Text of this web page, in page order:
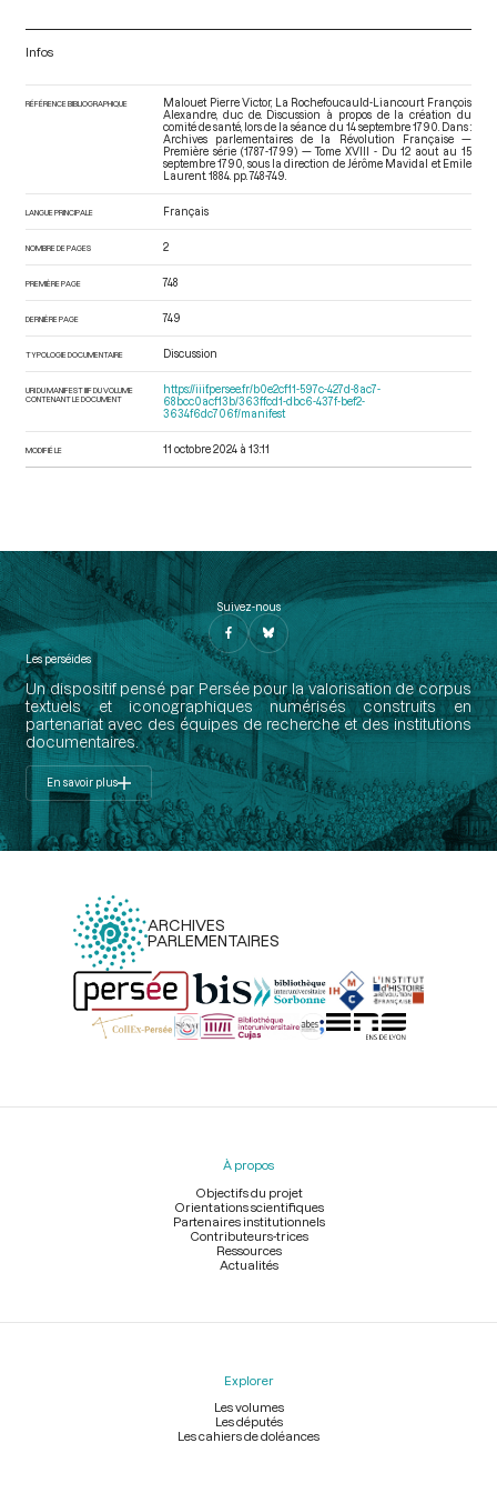
Infos
RÉFÉRENCE BIBLIOGRAPHIQUE
Malouet Pierre Victor, La Rochefoucauld-Liancourt François
Alexandre, duc de. Discussion à propos de la création du
comité de santé, lors de la séance du 14 septembre 1790. Dans :
Archives parlementaires de la Révolution Française —
Première série (1787-1799) — Tome XVIII - Du 12 aout au 15
septembre 1790 , sous la direction de Jérôme Mavidal et Emile
Laurent. 1884. pp. 748-749.
LANGUE PRINCIPALE Français
NOMBRE DE PAGES 2
PREMIÈRE PAGE 748
DERNIÈRE PAGE 749
TYPOLOGIE DOCUMENTAIRE Discussion
URI DU MANIFEST IIIF DU VOLUME
CONTENANT LE DOCUMENT
https://iiif.persee.fr/b0e2cf11-597c-427d-8ac7-
68bcc0acf13b/363ffcd1-dbc6-437f-bef2-
3634f6dc706f/manifest
MODIFIÉ LE 11 octobre 2024 à 13:11
Suivez-nous
Les perséides
Un dispositif pensé par Persée pour la valorisation de corpus
textuels et iconographiques numérisés construits en
partenariat avec des équipes de recherche et des institutions
documentaires.
En savoir plus
ARCHIVES
PARLEMENTAIRES
Menu
À propos
Objectifs du projet
Orientations scientifiques
Partenaires institutionnels
Contributeurs-trices
Ressources
Actualités
Explorer
Les volumes
Les députés
Les cahiers de doléances